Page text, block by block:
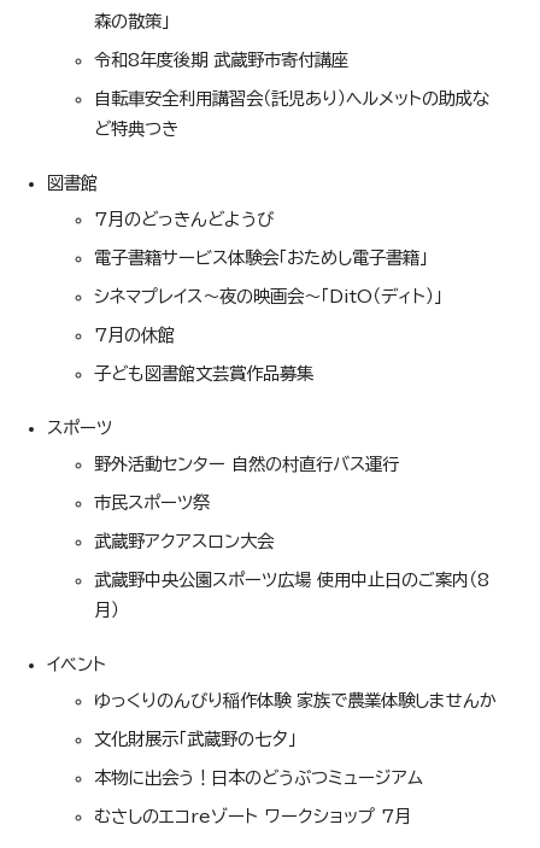
森の散策」
令和8年度後期 武蔵野市寄付講座
自転車安全利用講習会（託児あり）ヘルメットの助成な
ど特典つき
図書館
7月のどっきんどようび
電子書籍サービス体験会「おためし電子書籍」
シネマプレイス～夜の映画会～「DitO（ディト）」
7月の休館
子ども図書館文芸賞作品募集
スポーツ
野外活動センター 自然の村直行バス運行
市民スポーツ祭
武蔵野アクアスロン大会
武蔵野中央公園スポーツ広場 使用中止日のご案内（8
月）
イベント
ゆっくりのんびり稲作体験 家族で農業体験しませんか
文化財展示「武蔵野の七夕」
本物に出会う！日本のどうぶつミュージアム
むさしのエコreゾート ワークショップ 7月